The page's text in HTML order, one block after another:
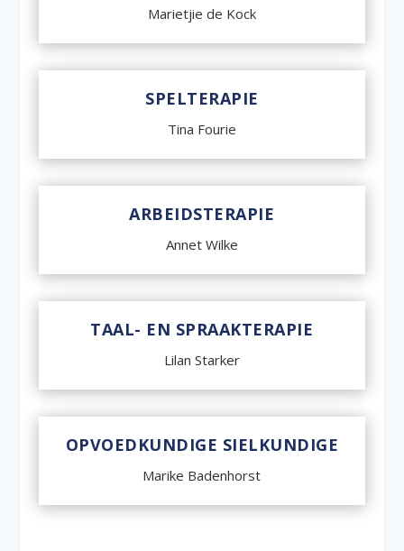
Marietjie de Kock
SPELTERAPIE
Tina Fourie
ARBEIDSTERAPIE
Annet Wilke
TAAL- EN SPRAAKTERAPIE
Lilan Starker
OPVOEDKUNDIGE SIELKUNDIGE
Marike Badenhorst